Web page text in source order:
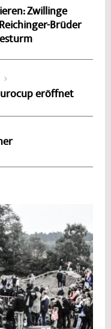
Zwillinge
Brüder
eröffnet